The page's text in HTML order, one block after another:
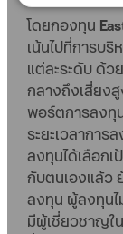
โดยกองทุน
เน้นไปที่การบริ
แต่ละระดับ ด้ว
กลางถึงเสี่ยง
พอร์ตการลงทุ
ระยะเวลากา
ลงทุนได้เลือกเ
กับตนเองแล้ว
ลงทุน ผู้ลงทุน
มีผู้เชี่ยวชาญใ